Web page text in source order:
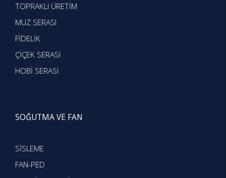
TOPRAKLI ÜRETİM
MUZ SERASI
FİDELİK
ÇİÇEK SERASI
HOBİ SERASI
SOĞUTMA VE FAN
SİSLEME
FAN-PED